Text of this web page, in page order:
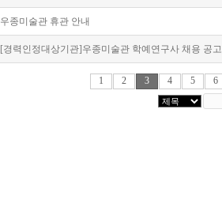
우종미술관 휴관 안내
[경력인정대상기관]우종미술관 학예연구사 채용 공고
1 2 3 4 5 6